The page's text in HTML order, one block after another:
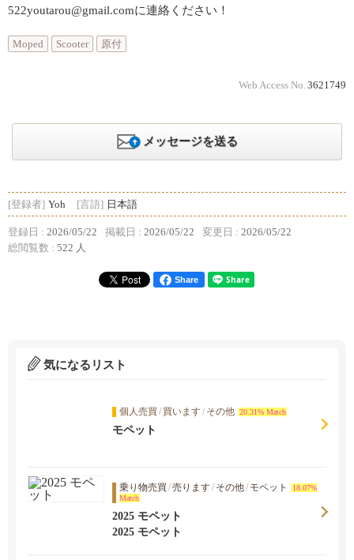
522youtarou@gmail.comに連絡ください！
Moped Scooter 原付
Web Access No. 3621749
メッセージを送る
[登録者] Yoh [言語] 日本語
登録日 : 2026/05/22 掲載日 : 2026/05/22 変更日 : 2026/05/22
総閲覧数 : 522 人
Share
気になるリスト
個人売買 / 買います/ その他 20.31% Match
モペット
乗り物売買 /売ります/ その他/ モペット
18.07%
Match
2025 モペット
2025 モペット